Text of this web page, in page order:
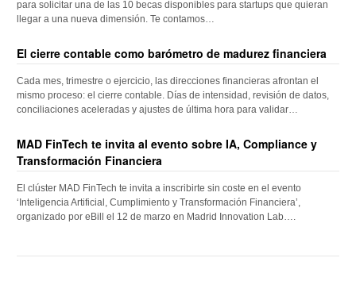
para solicitar una de las 10 becas disponibles para startups que quieran
llegar a una nueva dimensión. Te contamos…
El cierre contable como barómetro de madurez financiera
Cada mes, trimestre o ejercicio, las direcciones financieras afrontan el
mismo proceso: el cierre contable. Días de intensidad, revisión de datos,
conciliaciones aceleradas y ajustes de última hora para validar…
MAD FinTech te invita al evento sobre IA, Compliance y
Transformación Financiera
El clúster MAD FinTech te invita a inscribirte sin coste en el evento
‘Inteligencia Artificial, Cumplimiento y Transformación Financiera’,
organizado por eBill el 12 de marzo en Madrid Innovation Lab….